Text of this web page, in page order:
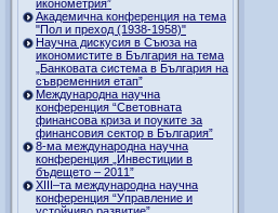
иконометрия”
Академична конференция на тема
"Пол и преход (1938-1958)"
Научна дискусия в Съюза на
икономистите в България на тема
„Банковата система в България на
съвременния етап”
Международна научна
конференция “Световната
финансова криза и поуките за
финансовия сектор в България”
8-ма международна научна
конференция „Инвестиции в
бъдещето – 2011”
ХІІІ–та международна научна
конференция “Управление и
устойчиво развитие”